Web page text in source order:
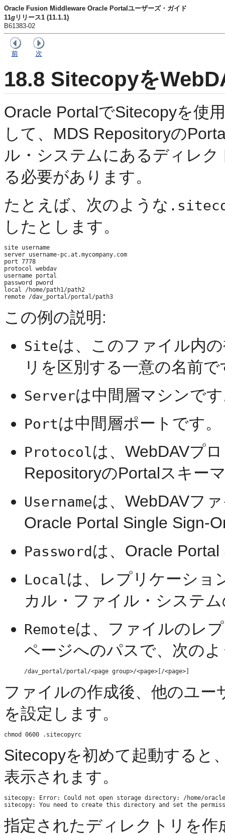
Oracle Fusion Middleware Oracle Portalユーザーズ・ガイド
11g リリース1 (11.1.1)
B61383-02
前 次
18.8 Sitecopyを
Oracle PortalでSitecopyを使
して、MDS Repositoryの
ル・システムにあるディレ
る必要があります。
たとえば、次のような
したとします。
site username
server username-pc.at.mycompany.com
port 7778
protocol webdav
username portal
password pword
local /home/path1/path2
この例の説明:
Siteは、このファイル内
リを区別する一意の名前で
Serverは中間層マシンで
Portは中間層ポートです。
Protocolは、WebDAVプ
RepositoryのPortalスキー
Usernameは、WebDAVフ
Oracle Portal Single Sign-
Passwordは、Oracle
Localは、レプリケーショ
カル・ファイル・システ
Remoteは、ファイルのレ
ページへのパスで、次の
ファイルの作成後、他のユ
を設定します。
Sitecopyを初めて起動すると
表示されます。
sitecopy: Error: Could not open storage directory: /home/
指定されたディレクトリを作